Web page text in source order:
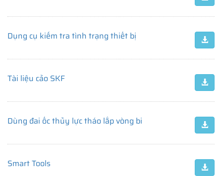
Dụng cụ kiểm tra tình trạng thiết bị
Tài liệu cảo SKF
Dùng đai ốc thủy lực tháo lắp vòng bi
Smart Tools